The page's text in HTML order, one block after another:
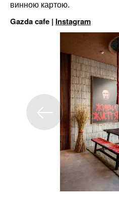
винною картою.
Gazda cafe | Instagram